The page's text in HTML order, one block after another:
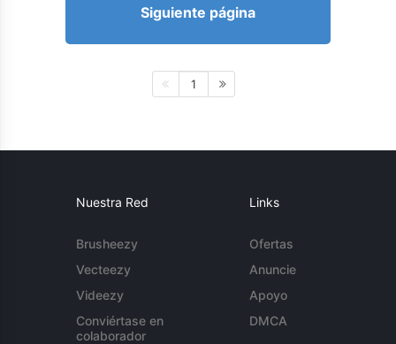
Siguiente página
1
Nuestra Red
Brusheezy
Vecteezy
Videezy
Conviértase en
colaborador
Links
Ofertas
Anuncie
Apoyo
DMCA